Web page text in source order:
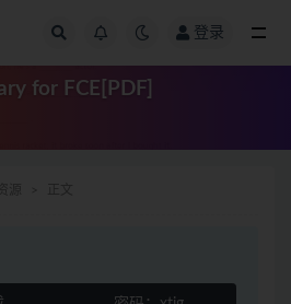
登录
for FCE[PDF]